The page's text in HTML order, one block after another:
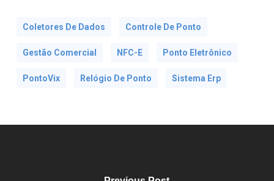
Coletores De Dados Controle De Ponto
Gestão Comercial NFC-E Ponto Eletrônico
PontoVix Relógio De Ponto Sistema Erp